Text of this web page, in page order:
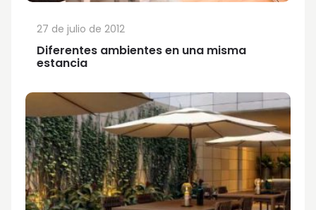
Diferentes ambientes en una misma
estancia
27 de julio de 2012